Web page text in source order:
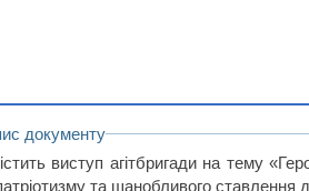
документу
виступ агітбригади на тему
та шанобливого ставлення